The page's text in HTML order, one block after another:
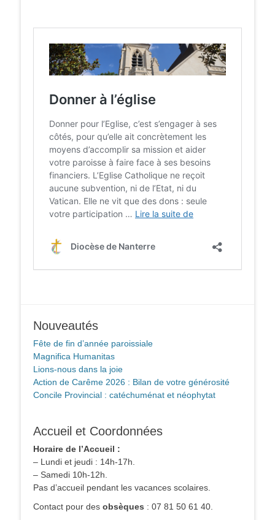
Nouveautés
Fête de fin d’année paroissiale
Magnifica Humanitas
Lions-nous dans la joie
Action de Carême 2026 : Bilan de votre générosité
Concile Provincial : catéchuménat et néophytat
Accueil et Coordonnées
Horaire de l’Accueil :
– Lundi et jeudi : 14h-17h.
– Samedi 10h-12h.
Pas d’accueil pendant les vacances scolaires.
Contact pour des obsèques : 07 81 50 61 40.